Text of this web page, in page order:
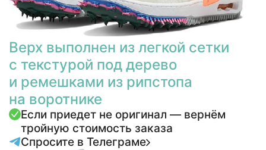
Верх выполнен из легкой сетки
с текстурой под дерево
и ремешками из рипстопа
на воротнике
Если приедет не оригинал — вернём
тройную стоимость заказа
Спросите в Телеграме